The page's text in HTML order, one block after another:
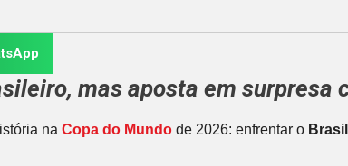
mas aposta em surpresa
na Copa do Mundo de 2026: enfrentar o Brasil